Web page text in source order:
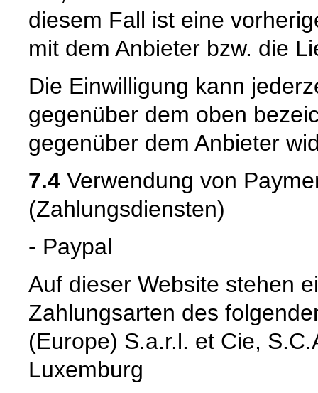
diesem Fall ist eine
mit dem Anbieter bzw. die
Die Einwilligung kann
gegenüber dem oben
gegenüber dem Anbieter
7.4 Verwendung von
(Zahlungsdiensten)
- Paypal
Auf dieser Website stehen
Zahlungsarten des
(Europe) S.a.r.l. et Cie,
Luxemburg